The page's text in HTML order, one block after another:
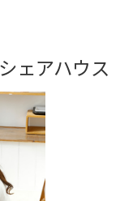
ェアハウス